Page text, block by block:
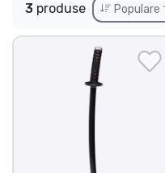
3 produse Populare
Outlet produse
Transport și plată
Sortare după serie
Sortare după filme